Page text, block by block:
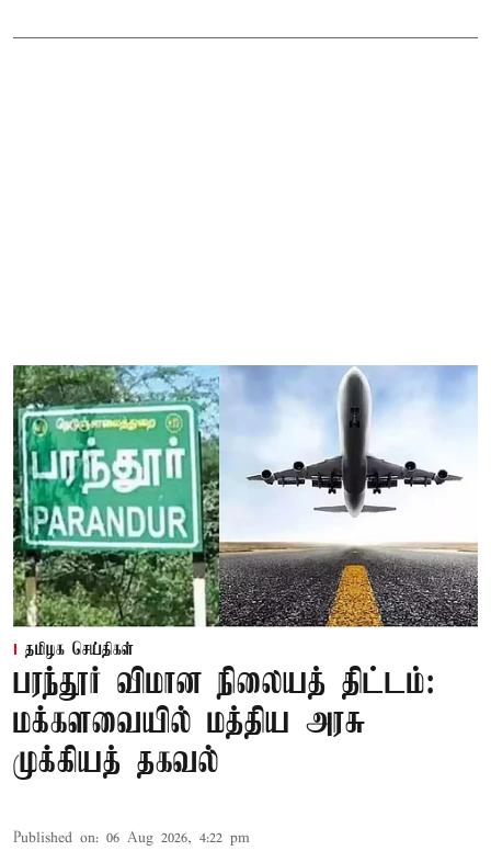
தமிழக செய்திகள்
பரந்தூர் விமான நிலையத் திட்டம்:
மக்களவையில் மத்திய அரசு
முக்கியத் தகவல்
Published on: 06 Aug 2026, 4:22 pm